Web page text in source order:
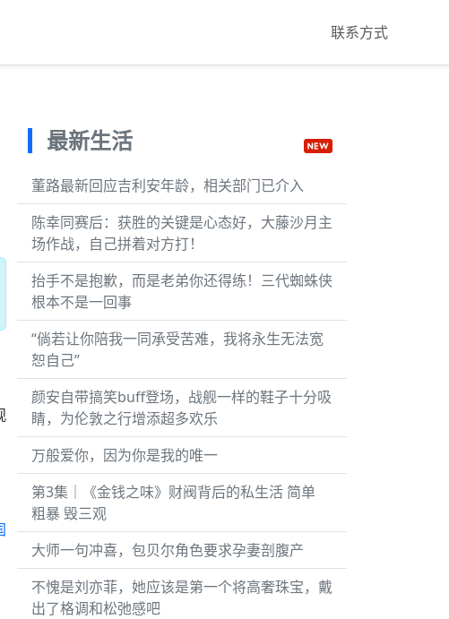
联系方式
最新生活
董路最新回应吉利安年龄，相关部门已介入
陈幸同赛后：获胜的关键是心态好，大藤沙月主
场作战，自己拼着对方打！
抬手不是抱歉，而是老弟你还得练！三代蜘蛛侠
根本不是一回事
“倘若让你陪我一同承受苦难，我将永生无法宽
恕自己”
颜安自带搞笑buff登场，战舰一样的鞋子十分吸
睛，为伦敦之行增添超多欢乐
万般爱你，因为你是我的唯一
第3集｜《金钱之味》财阀背后的私生活 简单
粗暴 毁三观
大师一句冲喜，包贝尔角色要求孕妻剖腹产
不愧是刘亦菲，她应该是第一个将高奢珠宝，戴
出了格调和松弛感吧